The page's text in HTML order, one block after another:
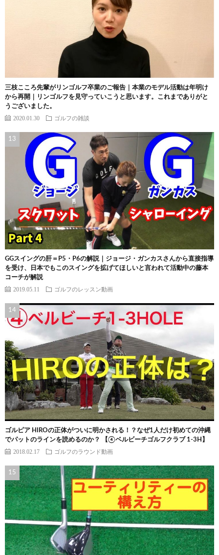
三枝こころ先輩がリンゴルフ卒業のご報告｜本業のモデル活動は年明け
から再開｜リンゴルフを見守っていこうと思います。これまでありがと
うございました。
2020.01.30 ゴルフの雑談
GGスイングの肝＝P5・P6の解説｜ジョージ・ガンカスさんから直接指導
を受け、日本でもこのスイングを拡げてほしいと言われて活動中の藤本
コーチが解説
2019.05.11 ゴルフのレッスン動画
ゴルピア HIROの正体がついに明かされる！？なぜ1人だけ初めての沖縄
でパットのラインを読めるのか？ 【④ベルビーチゴルフクラブ 1-3H】
2018.02.17 ゴルフのラウンド動画